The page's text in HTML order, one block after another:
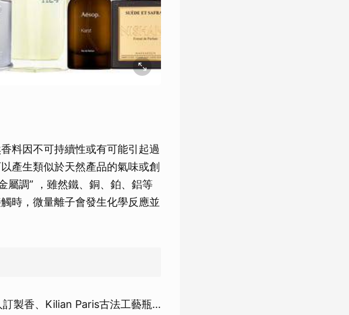
料因不可持續性或有可能引起過
產生類似於天然產品的氣味或創
屬調” ，雖然鐵、銅、鉑、鋁等
時，微量離子會發生化學反應並
製香、Kilian Paris古法工藝瓶…